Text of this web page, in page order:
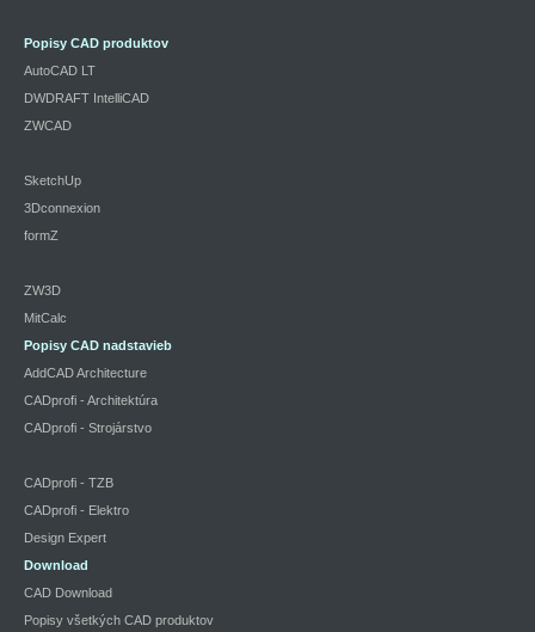
Popisy CAD produktov
AutoCAD LT
DWDRAFT IntelliCAD
ZWCAD
SketchUp
3Dconnexion
formZ
ZW3D
MitCalc
Popisy CAD nadstavieb
AddCAD Architecture
CADprofi - Architektúra
CADprofi - Strojárstvo
CADprofi - TZB
CADprofi - Elektro
Design Expert
Download
CAD Download
Popisy všetkých CAD produktov